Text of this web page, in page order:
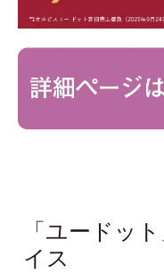
「ユードッ
イス